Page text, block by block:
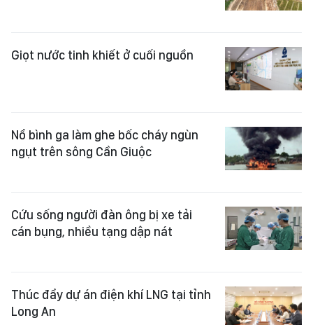
Giọt nước tinh khiết ở cuối nguồn
Nổ bình ga làm ghe bốc cháy ngùn
ngụt trên sông Cần Giuộc
Cứu sống người đàn ông bị xe tải
cán bụng, nhiều tạng dập nát
Thúc đẩy dự án điện khí LNG tại tỉnh
Long An